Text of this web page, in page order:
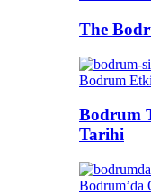
The
Bodrum
Bodrum
Tarihi
Bodrum’da